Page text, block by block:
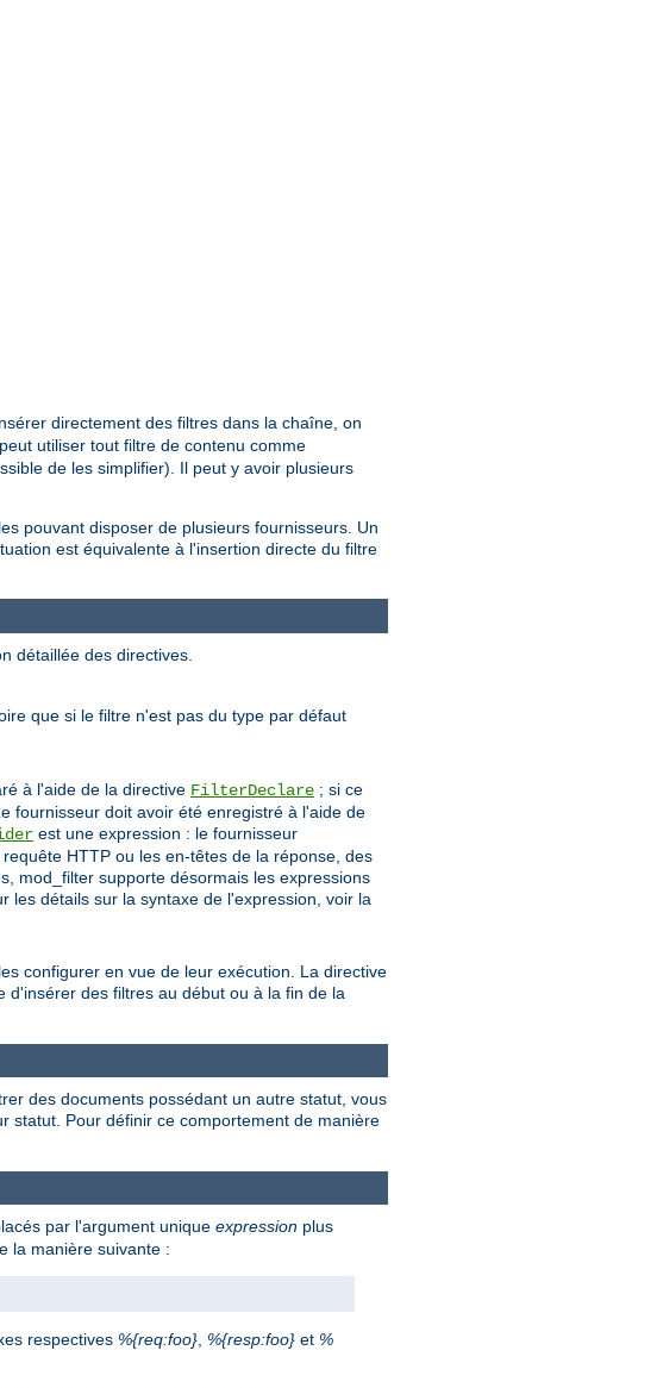
directement des filtres dans la chaîne, on
peut utiliser tout filtre de contenu comme
de les simplifier). Il peut y avoir plusieurs
pouvant disposer de plusieurs fournisseurs. Un
est équivalente à l'insertion directe du filtre
détaillée des directives.
que si le filtre n'est pas du type par défaut
à l'aide de la directive FilterDeclare ; si ce
fournisseur doit avoir été enregistré à l'aide de
est une expression : le fournisseur
HTTP ou les en-têtes de la réponse, des
mod_filter supporte désormais les expressions
les détails sur la syntaxe de l'expression, voir la
configurer en vue de leur exécution. La directive
des filtres au début ou à la fin de la
des documents possédant un autre statut, vous
statut. Pour définir ce comportement de manière
par l'argument unique expression plus
la manière suivante :
respectives %{req:foo}, %{resp:foo} et %